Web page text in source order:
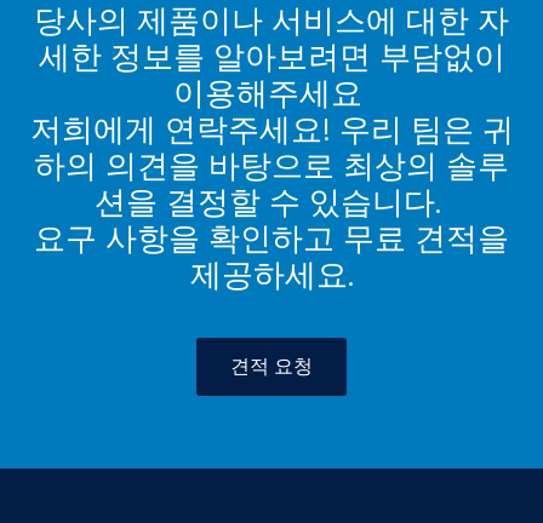
당사의 제품이나 서비스에 대한 자
세한 정보를 알아보려면 부담없이
이용해주세요
저희에게 연락주세요! 우리 팀은 귀
하의 의견을 바탕으로 최상의 솔루
션을 결정할 수 있습니다.
요구 사항을 확인하고 무료 견적을
제공하세요.
견적 요청